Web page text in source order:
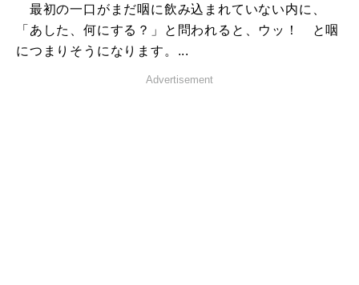
最初の一口がまだ咽に飲み込まれていない内に、
「あした、何にする？」と問われると、ウッ！ と咽
につまりそうになります。...
Advertisement